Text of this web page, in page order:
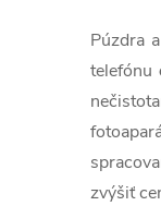
Púzdra
telefónu
zvýšiť